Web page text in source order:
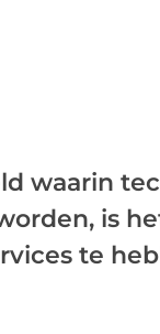
waarin
is
te